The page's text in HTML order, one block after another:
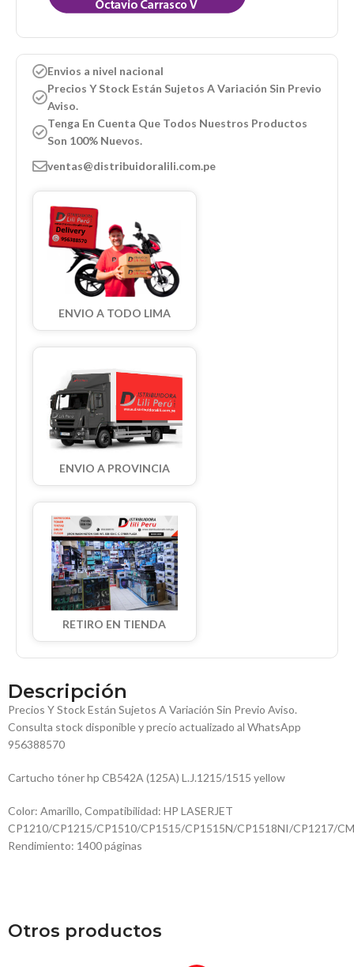
Envios a nivel nacional
Precios Y Stock Están Sujetos A Variación Sin Previo
Aviso.
Tenga En Cuenta Que Todos Nuestros Productos
Son 100% Nuevos.
ventas@distribuidoralili.com.pe
ENVIO A TODO LIMA
ENVIO A PROVINCIA
RETIRO EN TIENDA
Descripción
Precios Y Stock Están Sujetos A Variación Sin Previo Aviso.
Consulta stock disponible y precio actualizado al WhatsApp
956388570
Cartucho tóner hp CB542A (125A) L.J.1215/1515 yellow
Color: Amarillo, Compatibilidad: HP LASERJET
CP1210/CP1215/CP1510/CP1515/CP1515N/CP1518NI/CP1217/
Rendimiento: 1400 páginas
Otros productos